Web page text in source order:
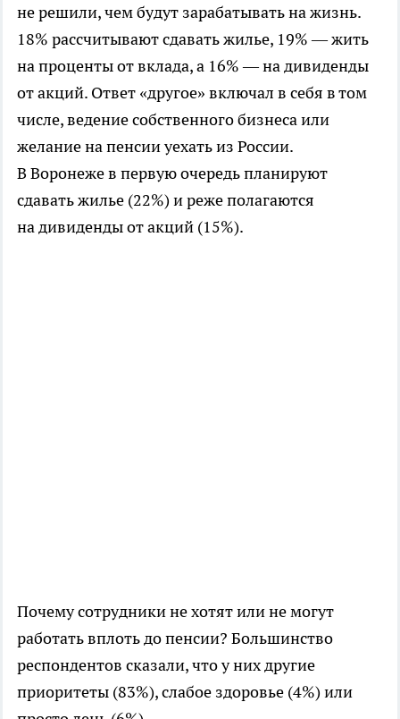
не решили, чем будут зарабатывать на жизнь.
18% рассчитывают сдавать жилье, 19% — жить
на проценты от вклада, а 16% — на дивиденды
от акций. Ответ «другое» включал в себя в том
числе, ведение собственного бизнеса или
желание на пенсии уехать из России.
В Воронеже в первую очередь планируют
сдавать жилье (22%) и реже полагаются
на дивиденды от акций (15%).
Почему сотрудники не хотят или не могут
работать вплоть до пенсии? Большинство
респондентов сказали, что у них другие
приоритеты (83%), слабое здоровье (4%) или